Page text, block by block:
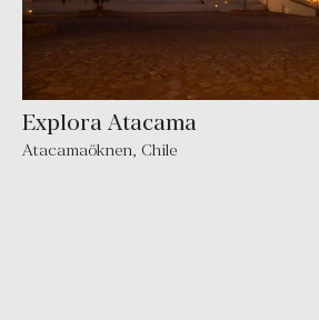
Explora Atacama
Atacamaöknen, Chile